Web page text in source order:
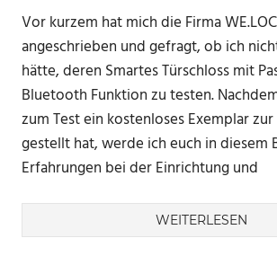
Vor kurzem hat mich die Firma
angeschrieben und gefragt, ob ich
hätte, deren Smartes Türschloss mit
Bluetooth Funktion zu testen.
zum Test ein kostenloses Exemplar
gestellt hat, werde ich euch in diesem
Erfahrungen bei der Einrichtung und
WEITERLESEN